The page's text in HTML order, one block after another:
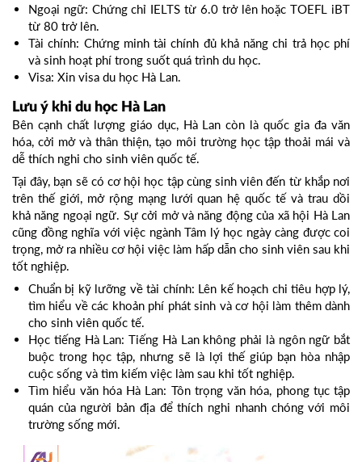
Ngoại ngữ: Chứng chỉ IELTS từ 6.0 trở lên hoặc TOEFL iBT
từ 80 trở lên.
Tài chính: Chứng minh tài chính đủ khả năng chi trả học phí
và sinh hoạt phí trong suốt quá trình du học.
Visa: Xin visa du học Hà Lan.
Lưu ý khi du học Hà Lan
Bên cạnh chất lượng giáo dục, Hà Lan còn là quốc gia đa văn
hóa, cởi mở và thân thiện, tạo môi trường học tập thoải mái và
dễ thích nghi cho sinh viên quốc tế.
Tại đây, bạn sẽ có cơ hội học tập cùng sinh viên đến từ khắp nơi
trên thế giới, mở rộng mạng lưới quan hệ quốc tế và trau dồi
khả năng ngoại ngữ. Sự cởi mở và năng động của xã hội Hà Lan
cũng đồng nghĩa với việc ngành Tâm lý học ngày càng được coi
trọng, mở ra nhiều cơ hội việc làm hấp dẫn cho sinh viên sau khi
tốt nghiệp.
Chuẩn bị kỹ lưỡng về tài chính: Lên kế hoạch chi tiêu hợp lý,
tìm hiểu về các khoản phí phát sinh và cơ hội làm thêm dành
cho sinh viên quốc tế.
Học tiếng Hà Lan: Tiếng Hà Lan không phải là ngôn ngữ bắt
buộc trong học tập, nhưng sẽ là lợi thế giúp bạn hòa nhập
cuộc sống và tìm kiếm việc làm sau khi tốt nghiệp.
Tìm hiểu văn hóa Hà Lan: Tôn trọng văn hóa, phong tục tập
quán của người bản địa để thích nghi nhanh chóng với môi
trường sống mới.